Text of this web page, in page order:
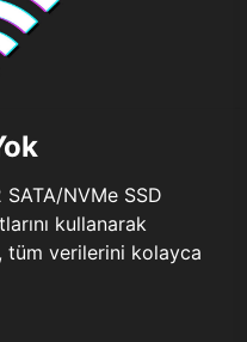
NVMe SSD
kullanarak
tüm verilerini kolayca